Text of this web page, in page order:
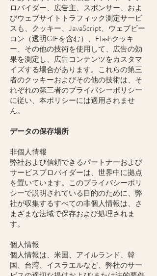
ロバイダー、広告主、スポンサー、およ
びウェブサイトトラフィック測定サービ
スも、クッキー、JavaScript、ウェブビー
コン（透明GIFを含む）、Flashクッキ
ー、その他の技術を使用して、広告の効
果を測定し、広告コンテンツをカスタマ
イズする場合があります。これらの第三
者のクッキーおよびその他の技術は、そ
れぞれの第三者のプライバシーポリシー
に従い、本ポリシーには適用されませ
ん。
データの保存場所
非個人情報
弊社および信頼できるパートナーおよび
サービスプロバイダーは、世界中に拠点
を置いています。このプライバシーポリ
シーで説明されている目的のために、弊
社が収集するすべての非個人情報は、さ
まざまな法域で保存および処理されま
す。
個人情報
個人情報は、米国、アイルランド、韓
国、台湾、イスラエルなど、弊社のサー